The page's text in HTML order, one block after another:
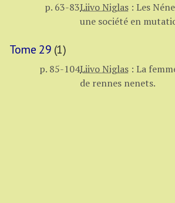
p. 63-83Liivo Niglas : Les
une société en
Tome 29 (1)
p. 85-104Liivo Niglas : La
de rennes nenets.